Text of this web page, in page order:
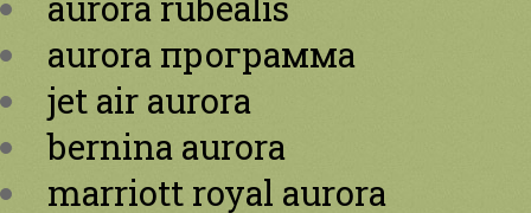
aurora программа
jet air aurora
bernina aurora
marriott royal aurora